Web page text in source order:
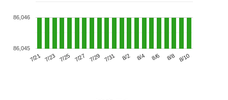
7/21 7/23 7/25 7/27 7/29 7/31 8/2 8/4 8/6 8/8 8/10
86,045
86,046